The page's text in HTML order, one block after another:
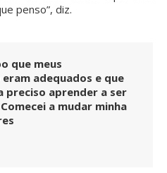
penso”, diz.
que meus
adequados e que
preciso aprender a ser
a mudar minha